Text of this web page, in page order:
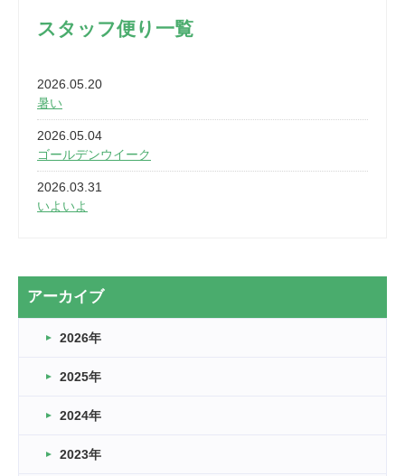
スタッフ便り一覧
2026.05.20
暑い
2026.05.04
ゴールデンウイーク
2026.03.31
いよいよ
2026.03.20
なぎなた
2026.03.16
車いすバスケとRくんのお話
卒業・卒園の季節★
アーカイブ
2026年
2025年
2024年
2023年